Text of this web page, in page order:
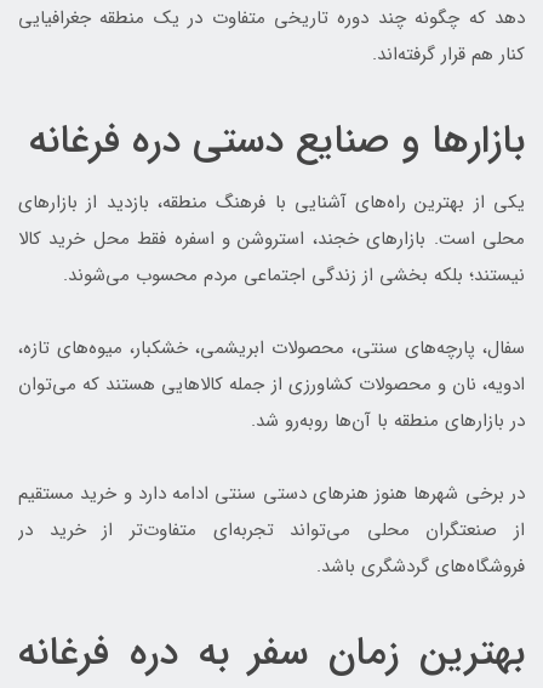
دهد که چگونه چند دوره تاریخی متفاوت در یک منطقه جغرافیایی
کنار هم قرار گرفته‌اند.
بازارها و صنایع دستی دره فرغانه
یکی از بهترین راه‌های آشنایی با فرهنگ منطقه، بازدید از بازارهای
محلی است. بازارهای خجند، استروشن و اسفره فقط محل خرید کالا
نیستند؛ بلکه بخشی از زندگی اجتماعی مردم محسوب می‌شوند.
سفال، پارچه‌های سنتی، محصولات ابریشمی، خشکبار، میوه‌های تازه،
ادویه، نان و محصولات کشاورزی از جمله کالاهایی هستند که می‌توان
در بازارهای منطقه با آن‌ها روبه‌رو شد.
در برخی شهرها هنوز هنرهای دستی سنتی ادامه دارد و خرید مستقیم
از صنعتگران محلی می‌تواند تجربه‌ای متفاوت‌تر از خرید در
فروشگاه‌های گردشگری باشد.
بهترین زمان سفر به دره فرغانه